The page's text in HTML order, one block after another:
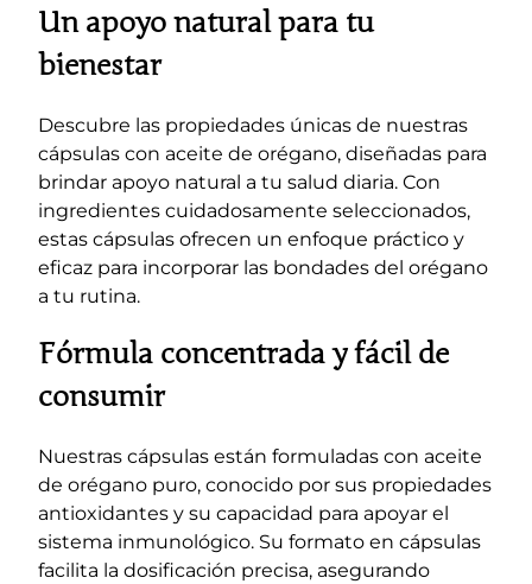
c
n
i
d
a
d
Un apoyo natural para tu
bienestar
Descubre las propiedades únicas de nuestras
cápsulas con aceite de orégano, diseñadas para
brindar apoyo natural a tu salud diaria. Con
ingredientes cuidadosamente seleccionados,
estas cápsulas ofrecen un enfoque práctico y
eficaz para incorporar las bondades del orégano
a tu rutina.
Fórmula concentrada y fácil de
consumir
Nuestras cápsulas están formuladas con aceite
de orégano puro, conocido por sus propiedades
antioxidantes y su capacidad para apoyar el
sistema inmunológico. Su formato en cápsulas
facilita la dosificación precisa, asegurando